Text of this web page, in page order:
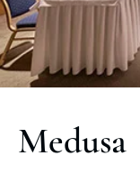
Medusa